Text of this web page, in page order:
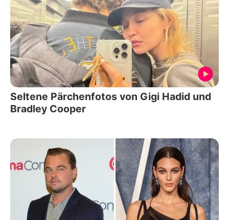
Seltene Pärchenfotos von Gigi Hadid und
Bradley Cooper